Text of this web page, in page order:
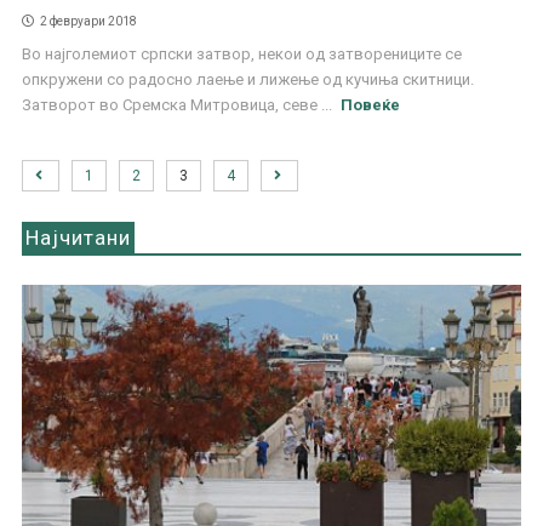
2 февруари 2018
Во најголемиот српски затвор, некои од затворениците се
опкружени со радоснo лаење и лижење од кучиња скитници.
Затворот во Сремска Митровица, севе ...
Повеќе
1 2 3 4
Најчитани